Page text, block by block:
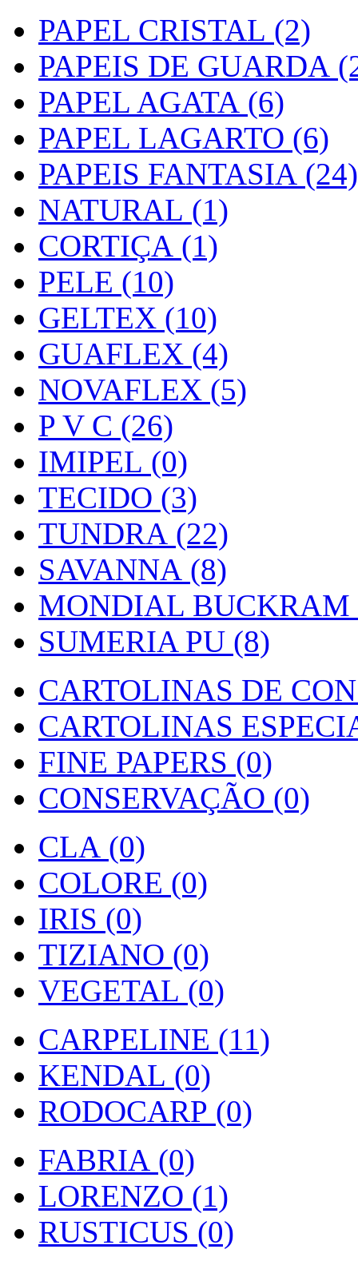
PAPEL CRISTAL (2)
PAPEIS DE GUARDA
PAPEL AGATA (6)
PAPEL LAGARTO (6)
PAPEIS FANTASIA (24)
NATURAL (1)
CORTIÇA (1)
PELE (10)
GELTEX (10)
GUAFLEX (4)
NOVAFLEX (5)
P V C (26)
IMIPEL (0)
TECIDO (3)
TUNDRA (22)
SAVANNA (8)
MONDIAL BUCKRAM
SUMERIA PU (8)
CARTOLINAS DE
CARTOLINAS
FINE PAPERS (0)
CONSERVAÇÃO (0)
CLA (0)
COLORE (0)
IRIS (0)
TIZIANO (0)
VEGETAL (0)
CARPELINE (11)
KENDAL (0)
RODOCARP (0)
FABRIA (0)
LORENZO (1)
RUSTICUS (0)